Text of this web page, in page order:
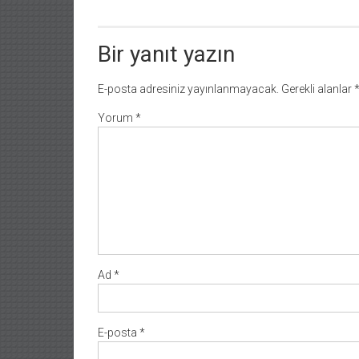
Bir yanıt yazın
E-posta adresiniz yayınlanmayacak. Gerekli alanlar*
Yorum *
Ad *
E-posta *